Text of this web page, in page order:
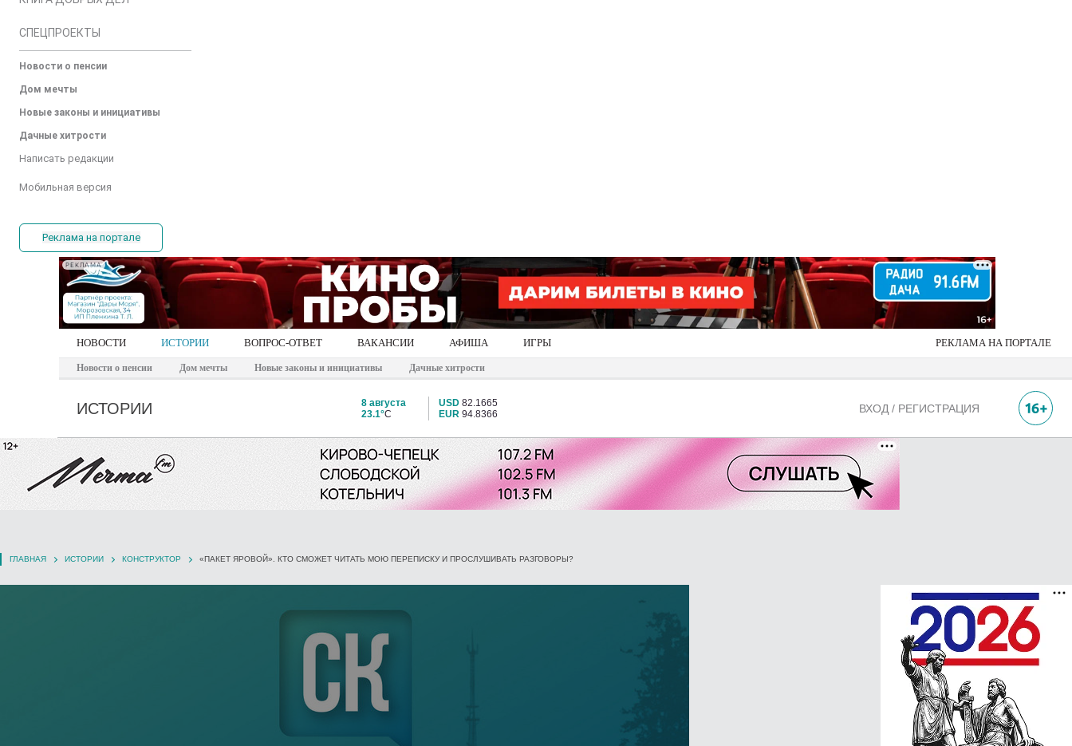
СПЕЦПРОЕКТЫ
Новости о пенсии
Дом мечты
Новые законы и инициативы
Дачные хитрости
Написать редакции
Мобильная версия
Реклама на портале
РЕКЛАМА
НОВОСТИ ИСТОРИИ ВОПРОС-ОТВЕТ ВАКАНСИИ АФИША ИГРЫ РЕКЛАМА НА ПОРТАЛЕ
Новости о пенсии Дом мечты Новые законы и инициативы Дачные хитрости
ИСТОРИИ
8 августа
23.1°C
USD 82.1665
EUR 94.8366 ВХОД / РЕГИСТРАЦИЯ
ГЛАВНАЯ ИСТОРИИ КОНСТРУКТОР «ПАКЕТ ЯРОВОЙ». КТО СМОЖЕТ ЧИТАТЬ МОЮ ПЕРЕПИСКУ И ПРОСЛУШИВАТЬ РАЗГОВОРЫ?